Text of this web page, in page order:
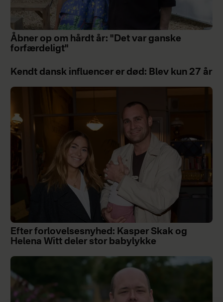
Åbner op om hårdt år: "Det var ganske
forfærdeligt"
Kendt dansk influencer er død: Blev kun 27 år
Efter forlovelsesnyhed: Kasper Skak og
Helena Witt deler stor babylykke